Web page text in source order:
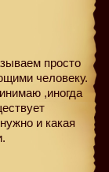
просто
человеку.
,иногда
и какая